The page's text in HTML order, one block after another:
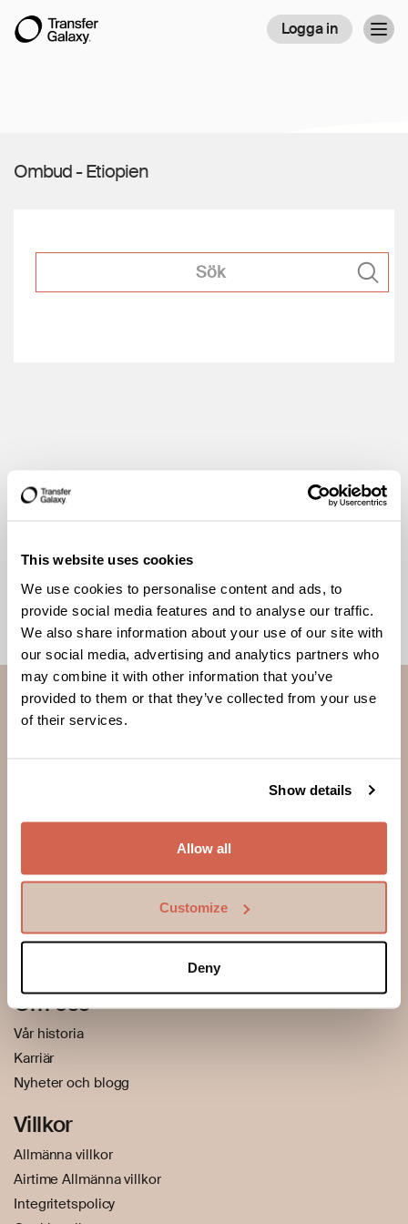
This website uses cookies
We use cookies to personalise content and ads, to
provide social media features and to analyse our traffic.
We also share information about your use of our site with
our social media, advertising and analytics partners who
may combine it with other information that you’ve
provided to them or that they’ve collected from your use
of their services.
Show details
Allow all
Customize
Deny
Logga in
Ombud - Etiopien
Ta hand om de du bryr dig om oavsett avstånd, oavsett
Så fungerar det
Kundsupport
Uppmärksamma och förebygga bedrägeri
Om oss
Vår historia
Karriär
Nyheter och blogg
Villkor
Allmänna villkor
Airtime Allmänna villkor
Integritetspolicy